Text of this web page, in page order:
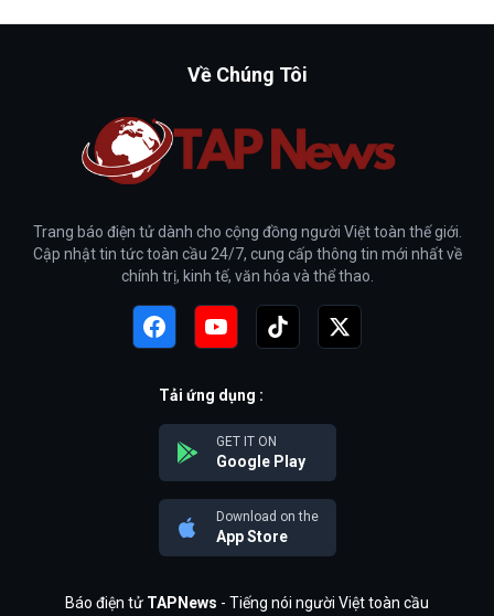
Về Chúng Tôi
Trang báo điện tử dành cho cộng đồng người Việt toàn thế giới.
Cập nhật tin tức toàn cầu 24/7, cung cấp thông tin mới nhất về
chính trị, kinh tế, văn hóa và thể thao.
Tải ứng dụng :
GET IT ON
Google Play
Download on the
App Store
Báo điện tử TAPNews - Tiếng nói người Việt toàn cầu